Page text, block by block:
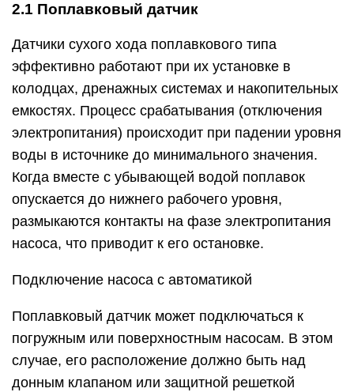
2.1 Поплавковый датчик
Датчики сухого хода поплавкового типа
эффективно работают при их установке в
колодцах, дренажных системах и накопительных
емкостях. Процесс срабатывания (отключения
электропитания) происходит при падении уровня
воды в источнике до минимального значения.
Когда вместе с убывающей водой поплавок
опускается до нижнего рабочего уровня,
размыкаются контакты на фазе электропитания
насоса, что приводит к его остановке.
Подключение насоса с автоматикой
Поплавковый датчик может подключаться к
погружным или поверхностным насосам. В этом
случае, его расположение должно быть над
донным клапаном или защитной решеткой